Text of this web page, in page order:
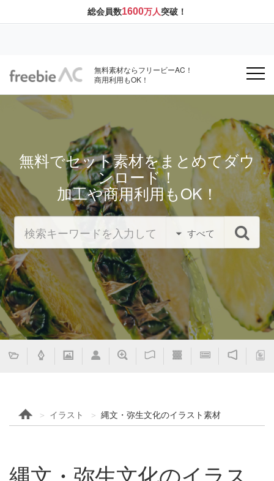
総会員数1600万人突破！
無料素材ならフリービーAC！
商用利用もOK！
無料でセット素材をまとめてダウ
ンロード！
加工や商用利用もOK！
すべて
イラスト 縄文・弥生文化のイラスト素材
縄文・弥生文化のイラス